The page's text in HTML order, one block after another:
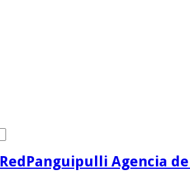
RedPanguipulli Agencia